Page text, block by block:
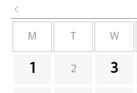
M W
1 2 3